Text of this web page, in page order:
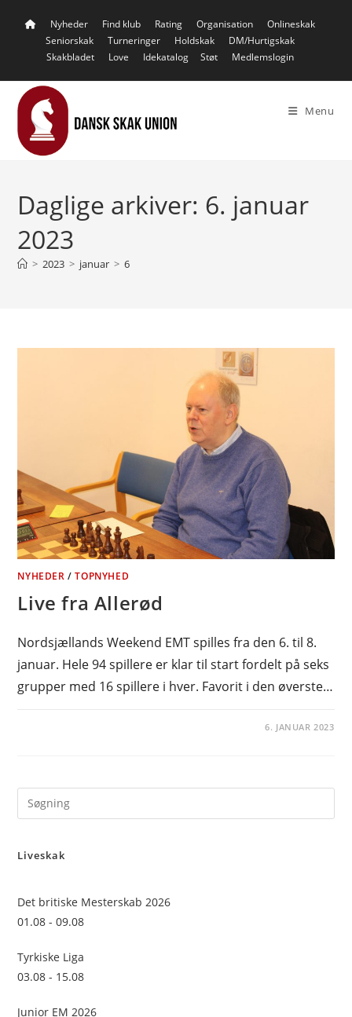
Nyheder Find klub Rating Organisation
Onlineskak
Seniorskak
Turneringer Holdskak
DM/Hurtigskak
Skakbladet
Love Idekatalog Støt Medlemslogin
Menu
Daglige arkiver: 6. januar
2023
> 2023 > januar > 6
NYHEDER /TOPNYHED
Live fra Allerød
Nordsjællands Weekend EMT spilles fra den 6. til 8.
januar. Hele 94 spillere er klar til start fordelt på seks
grupper med 16 spillere i hver. Favorit i den øverste…
6. JANUAR 2023
Liveskak
Det britiske Mesterskab 2026
01.08 - 09.08
Tyrkiske Liga
03.08 - 15.08
Junior EM 2026